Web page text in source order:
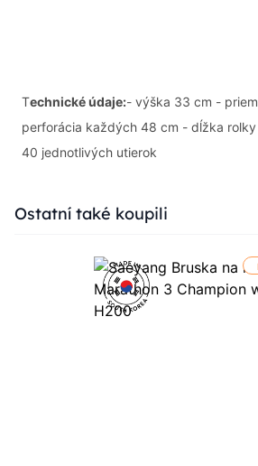
Technické údaje:- výška 33 cm -
perforácia každých 48 cm - dĺžka
40 jednotlivých utierok
Press to skip carousel
Ostatní také koupili